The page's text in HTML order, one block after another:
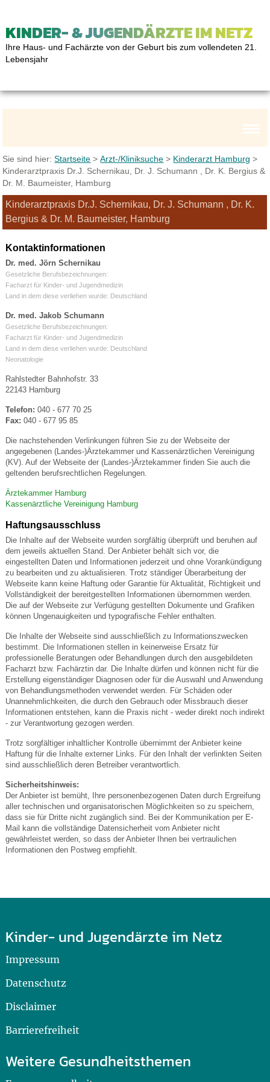
KINDER- & JUGENDÄRZTE IM NETZ
Ihre Haus- und Fachärzte von der Geburt bis zum vollendeten 21.
Lebensjahr
Sie sind hier:Startseite >Arzt-/Kliniksuche > Kinderarzt Hamburg >
Kinderarztpraxis Dr.J. Schernikau, Dr. J. Schumann , Dr. K. Bergius &
Dr. M. Baumeister, Hamburg
Kinderarztpraxis Dr.J. Schernikau, Dr. J. Schumann , Dr. K.
Bergius & Dr. M. Baumeister, Hamburg
Kontaktinformationen
Dr. med. Jörn Schernikau
Gesetzliche Berufsbezeichnungen:
Facharzt für Kinder- und Jugendmedizin
Land in dem diese verliehen wurde: Deutschland
Dr. med. Jakob Schumann
Gesetzliche Berufsbezeichnungen:
Facharzt für Kinder- und Jugendmedizin
Land in dem diese verliehen wurde: Deutschland
Neonatologie
Rahlstedter Bahnhofstr. 33
22143 Hamburg
Telefon: 040 - 677 70 25
Fax: 040 - 677 95 85
Die nachstehenden Verlinkungen führen Sie zu der Webseite der
angegebenen (Landes-)Ärztekammer und Kassenärztlichen Vereinigung
(KV). Auf der Webseite der (Landes-)Ärztekammer finden Sie auch die
geltenden berufsrechtlichen Regelungen.
Ärztekammer Hamburg
Kassenärztliche Vereinigung Hamburg
Haftungsausschluss
Die Inhalte auf der Webseite wurden sorgfältig überprüft und beruhen auf
dem jeweils aktuellen Stand. Der Anbieter behält sich vor, die
eingestellten Daten und Informationen jederzeit und ohne Vorankündigung
zu bearbeiten und zu aktualisieren. Trotz ständiger Überarbeitung der
Webseite kann keine Haftung oder Garantie für Aktualität, Richtigkeit und
Vollständigkeit der bereitgestellten Informationen übernommen werden.
Die auf der Webseite zur Verfügung gestellten Dokumente und Grafiken
können Ungenauigkeiten und typografische Fehler enthalten.
Die Inhalte der Webseite sind ausschließlich zu Informationszwecken
bestimmt. Die Informationen stellen in keinerweise Ersatz für
professionelle Beratungen oder Behandlungen durch den ausgebildeten
Facharzt bzw. Fachärztin dar. Die Inhalte dürfen und können nicht für die
Erstellung eigenständiger Diagnosen oder für die Auswahl und Anwendung
von Behandlungsmethoden verwendet werden. Für Schäden oder
Unannehmlichkeiten, die durch den Gebrauch oder Missbrauch dieser
Informationen entstehen, kann die Praxis nicht - weder direkt noch indirekt
- zur Verantwortung gezogen werden.
Trotz sorgfältiger inhaltlicher Kontrolle übernimmt der Anbieter keine
Haftung für die Inhalte externer Links. Für den Inhalt der verlinkten Seiten
sind ausschließlich deren Betreiber verantwortlich.
Sicherheitshinweis:
Der Anbieter ist bemüht, Ihre personenbezogenen Daten durch Ergreifung
aller technischen und organisatorischen Möglichkeiten so zu speichern,
dass sie für Dritte nicht zugänglich sind. Bei der Kommunikation per E-
Mail kann die vollständige Datensicherheit vom Anbieter nicht
gewährleistet werden, so dass der Anbieter Ihnen bei vertraulichen
Informationen den Postweg empfiehlt.
Kinder- und Jugendärzte im Netz
Impressum
Datenschutz
Disclaimer
Barrierefreiheit
Weitere Gesundheitsthemen